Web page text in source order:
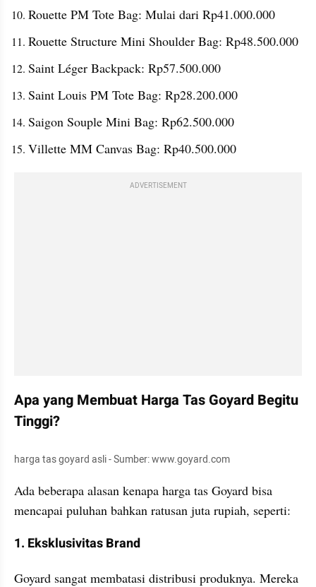
Rouette PM Tote Bag: Mulai dari Rp41.000.000
Rouette Structure Mini Shoulder Bag: Rp48.500.000
Saint Léger Backpack: Rp57.500.000
Saint Louis PM Tote Bag: Rp28.200.000
Saigon Souple Mini Bag: Rp62.500.000
Villette MM Canvas Bag: Rp40.500.000
ADVERTISEMENT
Apa yang Membuat Harga Tas Goyard Begitu
Tinggi?
harga tas goyard asli - Sumber: www.goyard.com
Ada beberapa alasan kenapa harga tas Goyard bisa
mencapai puluhan bahkan ratusan juta rupiah, seperti:
1. Eksklusivitas Brand
Goyard sangat membatasi distribusi produknya. Mereka